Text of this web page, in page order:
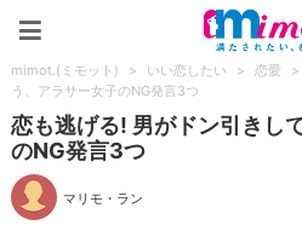
mimot.(ミモット) > いい恋したい > 恋愛 >
う、アラサー女子のNG発言3つ
恋も逃げる! 男がドン引きし
のNG発言3つ
マリモ・ラン